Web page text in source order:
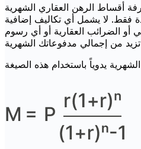
أقساط الرهن العقاري الشهرية
فقط. لا يشمل أي تكاليف إضافية
أو الضرائب العقارية أو أي رسوم